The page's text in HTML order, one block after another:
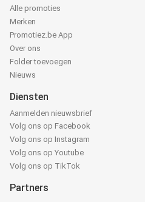
Alle promoties
Merken
Promotiez.be App
Over ons
Folder toevoegen
Nieuws
Diensten
Aanmelden nieuwsbrief
Volg ons op Facebook
Volg ons op Instagram
Volg ons op Youtube
Volg ons op TikTok
Partners